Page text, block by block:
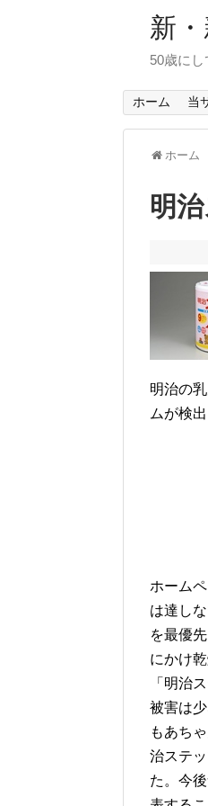
新
50歳に
ホーム 当
ホーム
明
明治の
ムが検
（
ホーム
は達し
を最優
にかけ
「明治
被害は
もあち
治ステ
た。今